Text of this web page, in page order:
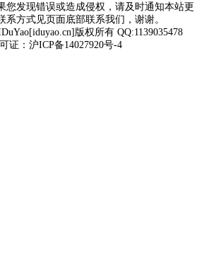
您发现错误或造成侵权，请及时通知本站更
系方式见页面底部联系我们，谢谢。
版权所有 QQ:1139035478
证： 沪ICP备14027920号-4